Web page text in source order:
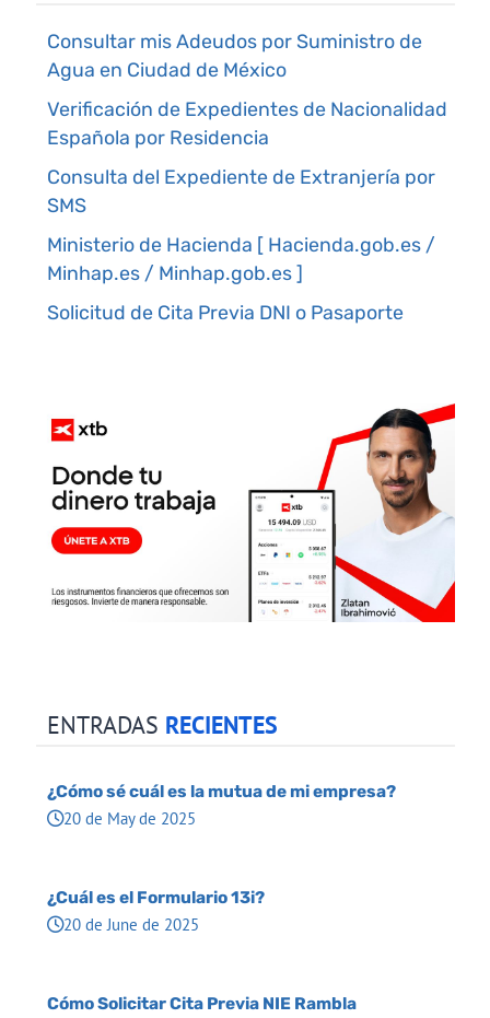
Consultar mis Adeudos por Suministro de
Agua en Ciudad de México
Verificación de Expedientes de Nacionalidad
Española por Residencia
Consulta del Expediente de Extranjería por
SMS
Ministerio de Hacienda [ Hacienda.gob.es /
Minhap.es / Minhap.gob.es ]
Solicitud de Cita Previa DNI o Pasaporte
ENTRADAS RECIENTES
¿Cómo sé cuál es la mutua de mi empresa?
20 de May de 2025
¿Cuál es el Formulario 13i?
20 de June de 2025
Cómo Solicitar Cita Previa NIE Rambla